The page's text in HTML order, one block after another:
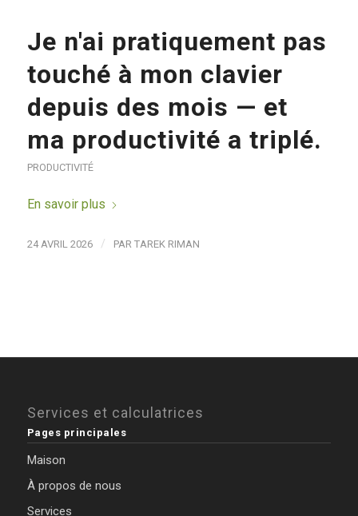
Je n'ai pratiquement pas
touché à mon clavier
depuis des mois — et
ma productivité a triplé.
PRODUCTIVITÉ
En savoir plus
24 AVRIL 2026 / PAR TAREK RIMAN
Services et calculatrices
Pages principales
Maison
À propos de nous
Services